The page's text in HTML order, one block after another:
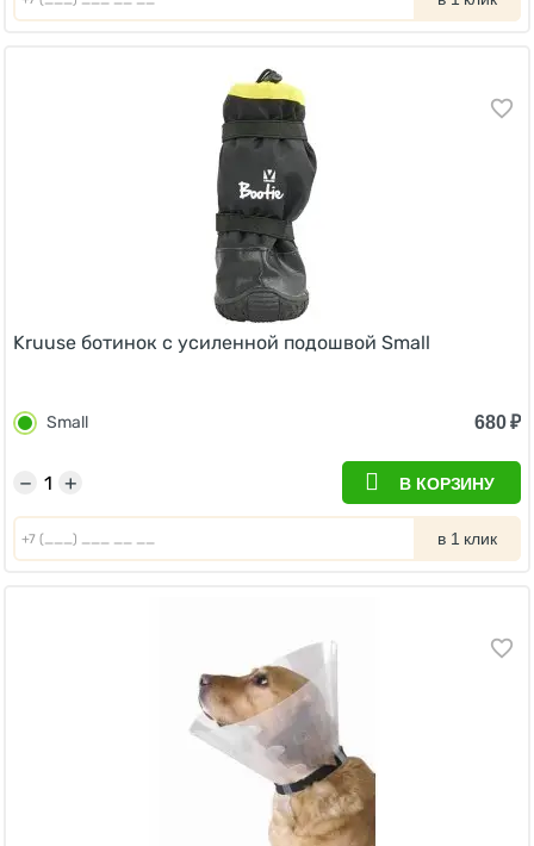
Kruuse ботинок с усиленной подошвой Small
Small 680₽
+
− В КОРЗИНУ
в 1 клик